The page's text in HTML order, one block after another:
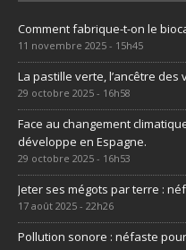
Comment fabrique-t-on le
11 novembre 2025 - 15h45
La pastille verte, l’ancêtre des
29 octobre 2025 - 16h58
Face au changement
développe en Espagne.
29 octobre 2025 - 16h53
Jeter ses mégots par terre :
17 août 2025 - 22h26
Pollution sonore : néfaste